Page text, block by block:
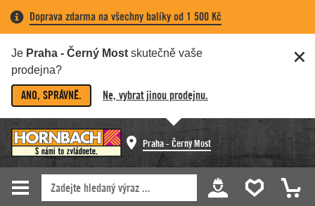
Doprava zdarma na všechny balíky od 1 500 Kč
Je Praha - Černý Most skutečně vaše
prodejna?
ANO, SPRÁVNĚ. Ne, vybrat jinou prodejnu.
Praha - Černý Most